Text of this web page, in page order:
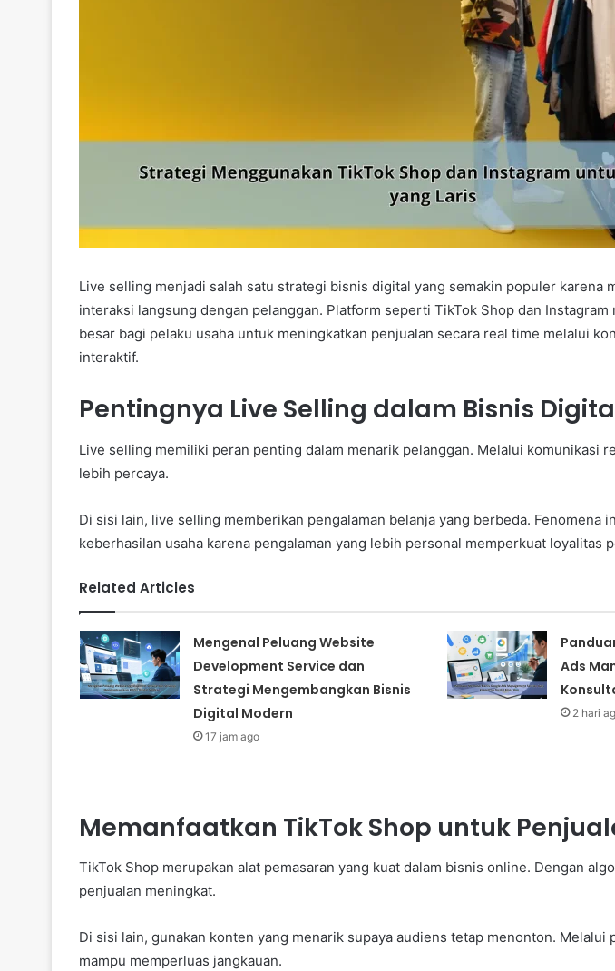
Live selling menjadi salah satu strategi bisnis digital yang semakin populer karena
interaksi langsung dengan pelanggan. Platform seperti TikTok Shop dan Instagram
besar bagi pelaku usaha untuk meningkatkan penjualan secara real time melalui
interaktif.
Pentingnya Live Selling dalam Bisnis
Live selling memiliki peran penting dalam menarik pelanggan. Melalui komunikasi
lebih percaya.
Di sisi lain, live selling memberikan pengalaman belanja yang berbeda. Fenomena
keberhasilan usaha karena pengalaman yang lebih personal memperkuat loyalitas
Related Articles
Mengenal Peluang Website
Development Service dan
Strategi Mengembangkan Bisnis
Digital Modern
17 jam ago
Ads
2 hari
Memanfaatkan TikTok Shop untuk
TikTok Shop merupakan alat pemasaran yang kuat dalam bisnis online. Dengan
penjualan meningkat.
Di sisi lain, gunakan konten yang menarik supaya audiens tetap menonton. Melalui
mampu memperluas jangkauan.